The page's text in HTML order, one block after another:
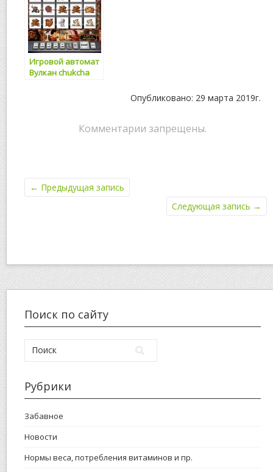
Игровой автомат
Вулкан chukcha
Опубликовано: 29 марта 2019г.
Комментарии запрещены.
← Предыдущая запись
Следующая запись →
Поиск по сайту
Рубрики
Забавное
Новости
Нормы веса, потребления витаминов и пр.